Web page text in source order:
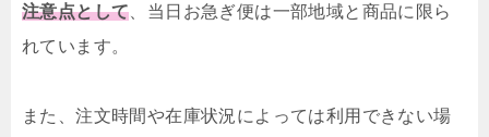
注意点として 、当日お急ぎ便は一部地域と商品に限ら
れています。
また、注文時間や在庫状況によっては利用できない場